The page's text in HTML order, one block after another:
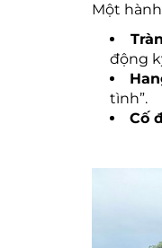
Một
động
tình”.
Cố